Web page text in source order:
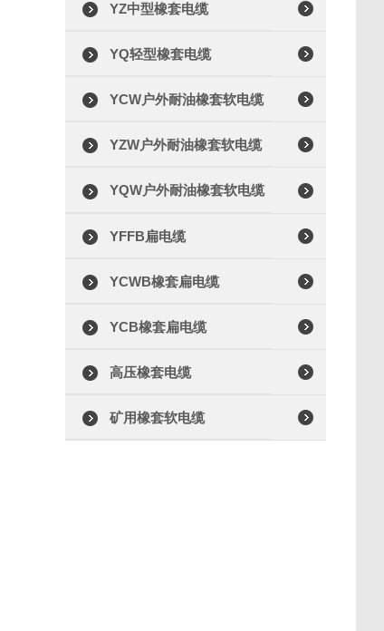
YZ中型橡套电缆
YQ轻型橡套电缆
YCW户外耐油橡套软电缆
YZW户外耐油橡套软电缆
YQW户外耐油橡套软电缆
YFFB扁电缆
YCWB橡套扁电缆
YCB橡套扁电缆
高压橡套电缆
矿用橡套软电缆